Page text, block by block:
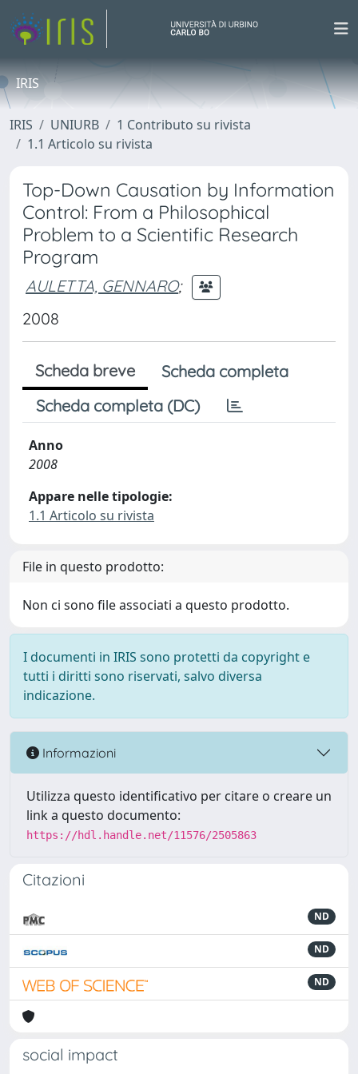
IRIS
IRIS UNIURB
1 Contributo su rivista
1.1 Articolo su rivista
Top-Down Causation by Information
Control: From a Philosophical
Problem to a Scientific Research
Program
AULETTA, GENNARO;
2008
Scheda breve
Scheda completa
Scheda completa (DC)
Anno
2008
Appare nelle tipologie:
1.1 Articolo su rivista
File in questo prodotto:
Non ci sono file associati a questo prodotto.
I documenti in IRIS sono protetti da copyright e
tutti i diritti sono riservati, salvo diversa
indicazione.
Informazioni
Utilizza questo identificativo per citare o creare un
link a questo documento:
https://hdl.handle.net/11576/2505863
Citazioni
ND
ND
ND
social impact